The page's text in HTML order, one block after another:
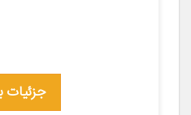
جزئیات